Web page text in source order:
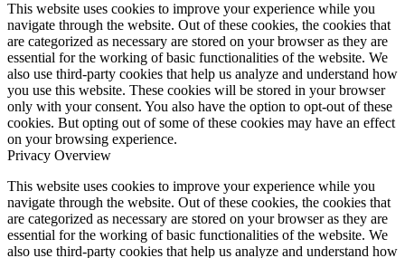
This website uses cookies to improve your experience while you
navigate through the website. Out of these cookies, the cookies that
are categorized as necessary are stored on your browser as they are
essential for the working of basic functionalities of the website. We
also use third-party cookies that help us analyze and understand how
you use this website. These cookies will be stored in your browser
only with your consent. You also have the option to opt-out of these
cookies. But opting out of some of these cookies may have an effect
on your browsing experience.
Privacy Overview
This website uses cookies to improve your experience while you
navigate through the website. Out of these cookies, the cookies that
are categorized as necessary are stored on your browser as they are
essential for the working of basic functionalities of the website. We
also use third-party cookies that help us analyze and understand how